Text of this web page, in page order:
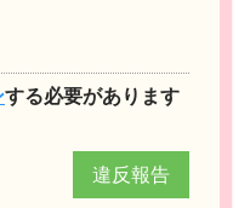
する必要があります
違反報告